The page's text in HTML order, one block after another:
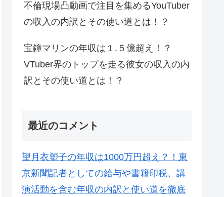
不倫現場凸動画で注目を集めるYouTuber
の収入の内訳とその使い道とは！？
宝鐘マリンの年収は１.５億超え！？
VTuber界のトップを走る彼女の収入の内
訳とその使い道とは！？
最近のコメント
望月衣塑子の年収は1000万円超え？！東
京新聞記者としての給与や書籍印税、講
演活動を含む年収の内訳と使い道を徹底